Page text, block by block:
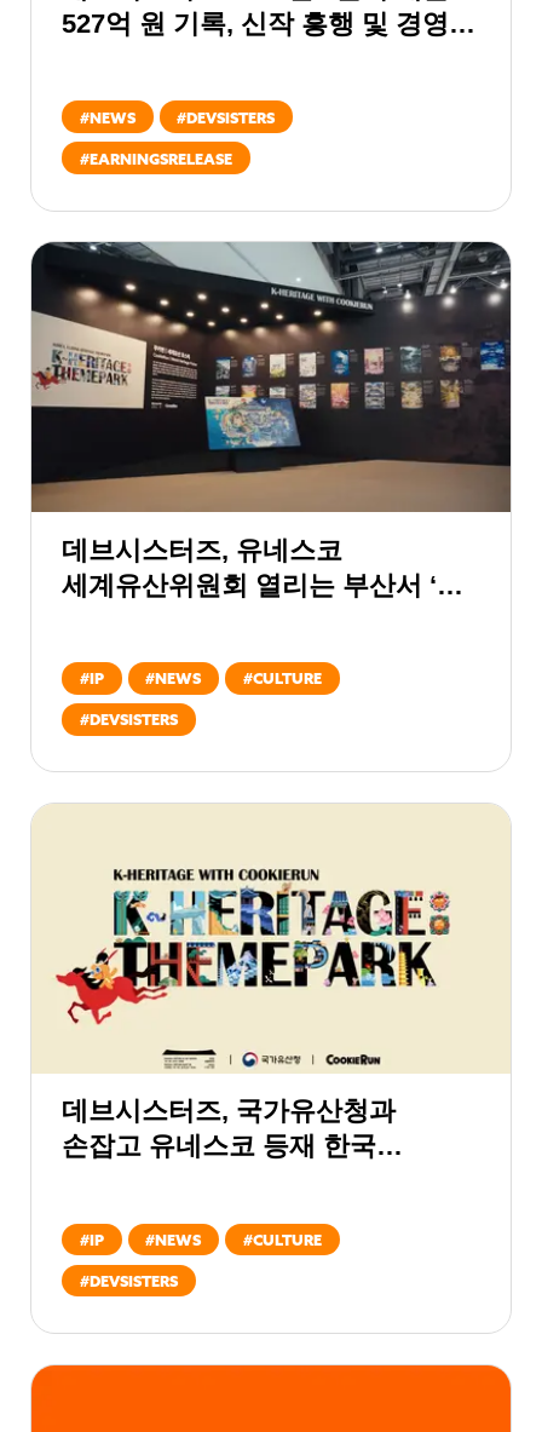
527억 원 기록, 신작 흥행 및 경영
목표
#NEWS #DEVSISTERS
#EARNINGSRELEASE
데브시스터즈, 유네스코
세계유산위원회 열리는 부산서 ‘K-
개막
#IP #NEWS #CULTURE
#DEVSISTERS
데브시스터즈, 국가유산청과
손잡고 유네스코 등재 한국
#IP #NEWS #CULTURE
#DEVSISTERS